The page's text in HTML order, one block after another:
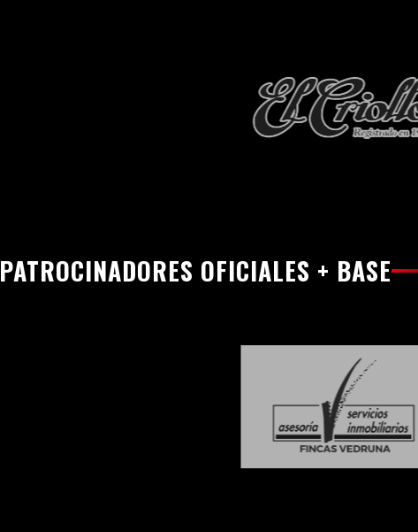
PATROCINADORES OFICIALES + BASE